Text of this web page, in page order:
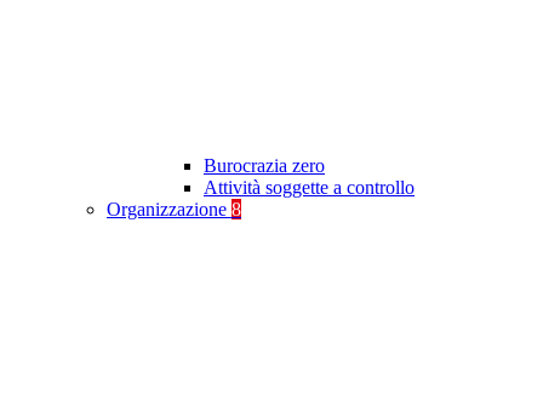
Burocrazia zero
Attività soggette a controllo
Organizzazione 8